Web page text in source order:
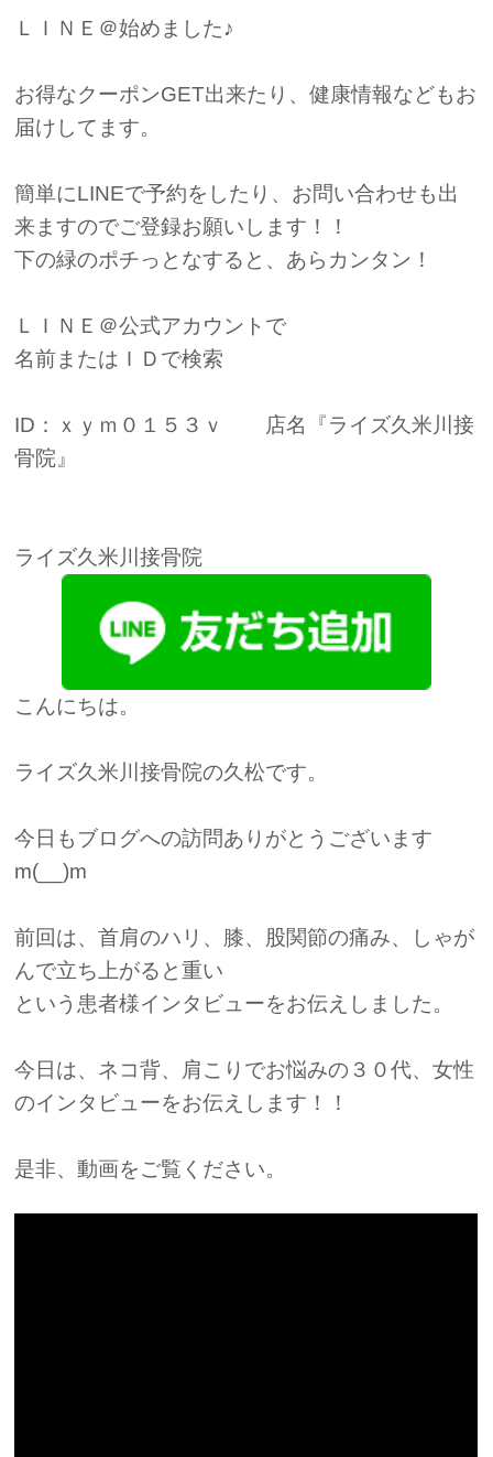
ＬＩＮＥ＠始めました♪
お得なクーポンGET出来たり、健康情報などもお
届けしてます。
簡単にLINEで予約をしたり、お問い合わせも出
来ますのでご登録お願いします！！
下の緑のポチっとなすると、あらカンタン！
ＬＩＮＥ＠公式アカウントで
名前またはＩＤで検索
ID：ｘｙｍ０１５３ｖ 店名『ライズ久米川接
骨院』
ライズ久米川接骨院
こんにちは。
ライズ久米川接骨院の久松です。
今日もブログへの訪問ありがとうございます
m(__)m
前回は、首肩のハリ、膝、股関節の痛み、しゃが
んで立ち上がると重い
という患者様インタビューをお伝えしました。
今日は、ネコ背、肩こりでお悩みの３０代、女性
のインタビューをお伝えします！！
是非、動画をご覧ください。